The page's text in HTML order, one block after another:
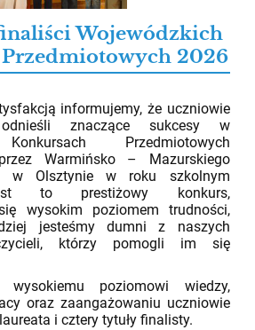
Wojewódzkich
2026
informujemy, że uczniowie
znaczące sukcesy w
Przedmiotowych
Warmińsko – Mazurskiego
w Olsztynie w roku szkolnym
to prestiżowy konkurs,
wysokim poziomem trudności,
jesteśmy dumni z naszych
którzy pomogli im się
poziomowi wiedzy,
oraz zaangażowaniu uczniowie
i cztery tytuły finalisty.